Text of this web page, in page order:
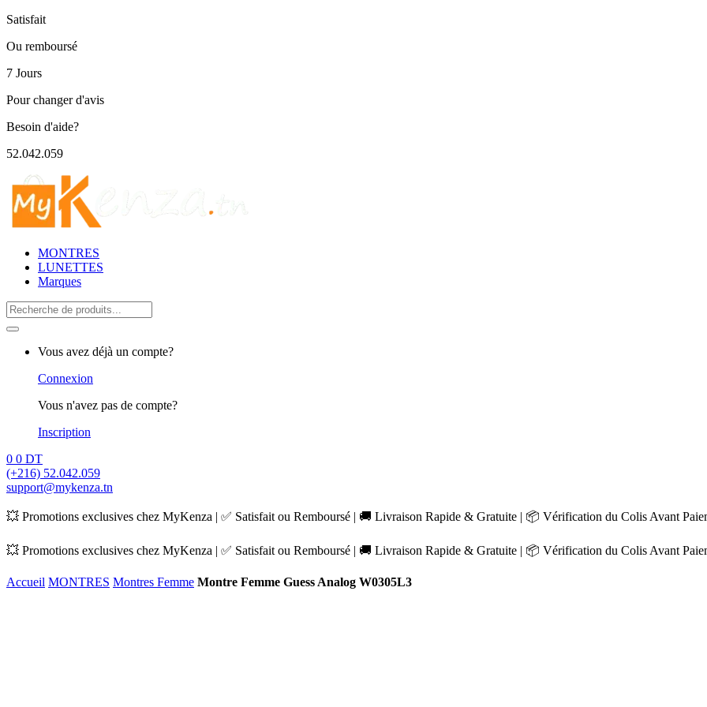
Satisfait
Ou remboursé
7 Jours
Pour changer d'avis
Besoin d'aide?
52.042.059
MONTRES
LUNETTES
Marques
Search
for:
Vous avez déjà un compte?
Connexion
Vous n'avez pas de compte?
Inscription
0 0 DT
(+216) 52.042.059
support@mykenza.tn
💥 Promotions exclusives chez MyKenza | ✅ Satisfait ou Remboursé | 🚚 Livraison Rapide & Gratuite | 📦 Vérification du Colis Avant
💥 Promotions exclusives chez MyKenza | ✅ Satisfait ou Remboursé | 🚚 Livraison Rapide & Gratuite | 📦 Vérification du Colis Avant
Accueil MONTRES Montres Femme Montre Femme Guess Analog W0305L3